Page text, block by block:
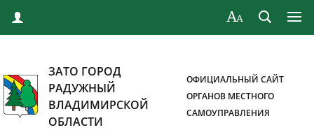
ЗАТО ГОРОД
РАДУЖНЫЙ
ВЛАДИМИРСКОЙ
ОБЛАСТИ
ОФИЦИАЛЬНЫЙ САЙТ
ОРГАНОВ МЕСТНОГО
САМОУПРАВЛЕНИЯ